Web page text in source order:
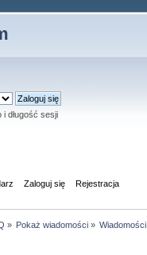
długość sesji
Zaloguj się Rejestracja
» Pokaż wiadomości» Wiadomości